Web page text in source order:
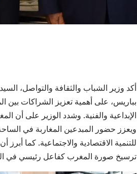
أكد وزير الشباب والثقافة والتواصل،
بباريس، على أهمية تعزيز الشراكات بين
الإبداعية والفنية. وشدد الوزير على أن
ويعزز حضور المبدعين المغاربة في
للتنمية الاقتصادية والاجتماعية. كما
ترسيخ صورة المغرب كفاعل رئيسي في